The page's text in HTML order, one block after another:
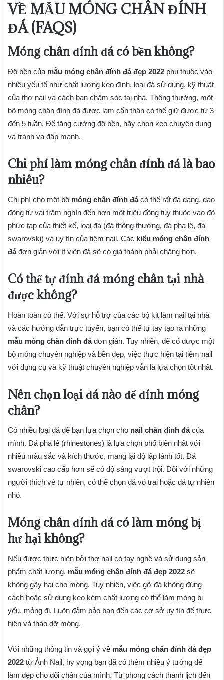
VỀ MẪU MÓNG CHÂN ĐÍNH
ĐÁ (FAQS)
Móng chân đính đá có bền không?
Độ bền của mẫu móng chân đính đá đẹp 2022 phụ thuộc vào
nhiều yếu tố như chất lượng keo đính, loại đá sử dụng, kỹ thuật
của thợ nail và cách bạn chăm sóc tại nhà. Thông thường, một
bộ móng chân đính đá được làm cẩn thận có thể giữ được từ 3
đến 5 tuần. Để tăng cường độ bền, hãy chọn keo chuyên dụng
và tránh va đập mạnh.
Chi phí làm móng chân đính đá là bao
nhiêu?
Chi phí cho một bộ móng chân đính đácó thể rất đa dạng, dao
động từ vài trăm nghìn đến hơn một triệu đồng tùy thuộc vào độ
phức tạp của thiết kế, loại đá (đá thông thường, đá pha lê, đá
swarovski) và uy tín của tiệm nail. Các kiểu móng chân đính
đáđơn giản với ít viên đá sẽ có giá thành phải chăng hơn.
Có thể tự đính đá móng chân tại nhà
được không?
Hoàn toàn có thể. Với sự hỗ trợ của các bộ kit làm nail tại nhà
và các hướng dẫn trực tuyến, bạn có thể tự tay tạo ra những
mẫu móng chân đính đáđơn giản. Tuy nhiên, để có được một
bộ móng chuyên nghiệp và bền đẹp, việc thực hiện tại tiệm nail
với dụng cụ và kỹ thuật chuyên nghiệp vẫn là lựa chọn tốt nhất.
Nên chọn loại đá nào để đính móng
chân?
Có nhiều loại đá để bạn lựa chọn cho nail chân đính đácủa
mình. Đá pha lê (rhinestones) là lựa chọn phổ biến nhất với
nhiều màu sắc và kích thước, mang lại độ lấp lánh tốt. Đá
swarovski cao cấp hơn sẽ có độ sáng vượt trội. Đối với những
người thích vẻ tự nhiên, có thể chọn đá vỏ trai hoặc đá tự nhiên
nhỏ.
Móng chân đính đá có làm móng bị
hư hại không?
Nếu được thực hiện bởi thợ nail có tay nghề và sử dụng sản
phẩm chất lượng, mẫu móng chân đính đá đẹp 2022 sẽ
không gây hại cho móng. Tuy nhiên, việc gỡ đá không đúng
cách hoặc sử dụng keo kém chất lượng có thể làm móng bị
yếu, mỏng đi. Luôn đảm bảo bạn đến các cơ sở uy tín để thực
hiện và tháo dỡ móng.
Với những thông tin và gợi ý về mẫu móng chân đính đá đẹp
2022 từ Ảnh Nail, hy vọng bạn đã có thêm nhiều ý tưởng để
làm đẹp cho đôi chân của mình. Từ phong cách thanh lịch đến